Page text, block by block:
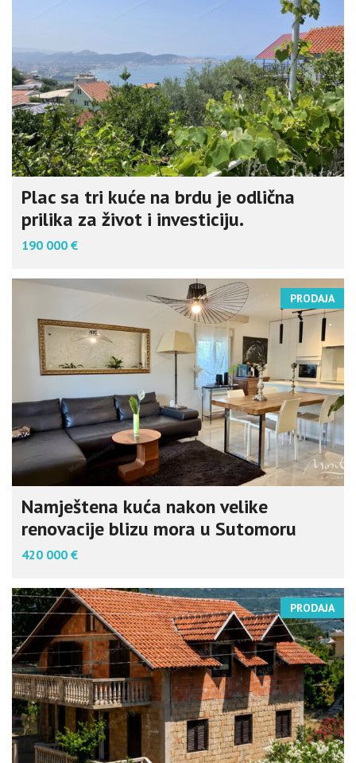
Plac sa tri kuće na brdu je odlična
prilika za život i investiciju.
190 000 €
PRODAJA
Namještena kuća nakon velike
renovacije blizu mora u Sutomoru
420 000 €
PRODAJA